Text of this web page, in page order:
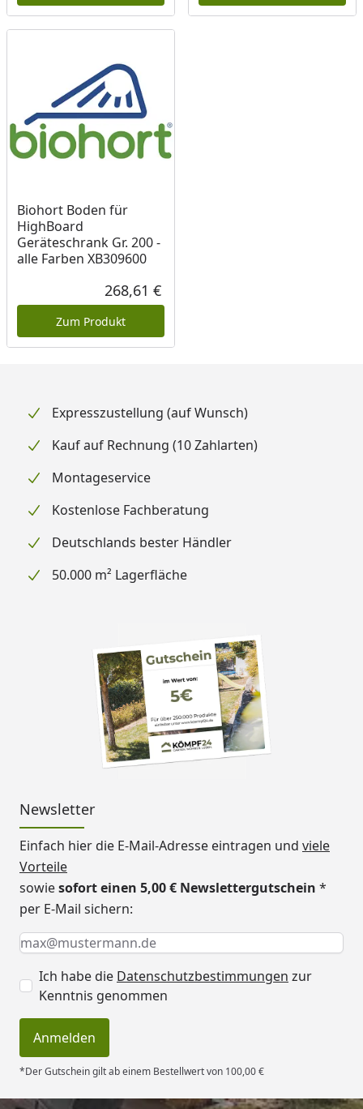
Biohort Boden für
HighBoard
Geräteschrank Gr. 200 -
alle Farben XB309600
Aktueller Preis
268,61 €
Zum Produkt
Expresszustellung (auf Wunsch)
Kauf auf Rechnung (10 Zahlarten)
Montageservice
Kostenlose Fachberatung
Deutschlands bester Händler
50.000 m² Lagerfläche
Newsletter
Einfach hier die E-Mail-Adresse eintragen und viele
Vorteile
sowiesofort einen 5,00 € Newslettergutschein *
per E-Mail sichern:
Keine Eingabe erforderlich
Eingabe erforderlich
E-Mail *
Ich habe die Datenschutzbestimmungen zur
Kenntnis genommen
Anmelden
*Der Gutschein gilt ab einem Bestellwert von 100,00 €